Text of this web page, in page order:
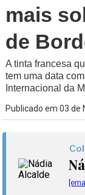
mais
de
A tinta francesa
tem uma data
Internacional da
Publicado em 03 de